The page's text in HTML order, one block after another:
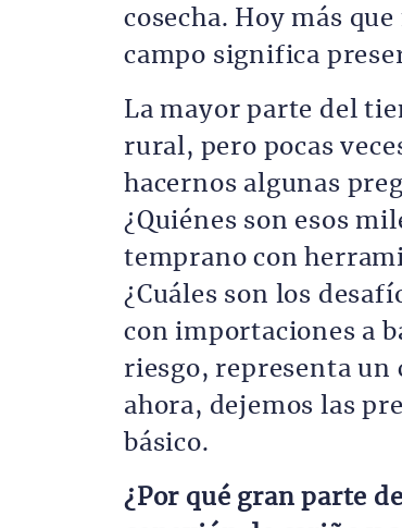
cosecha. Hoy más
campo significa
La mayor parte del
rural, pero pocas
hacernos algunas
¿Quiénes son esos
temprano con
¿Cuáles son los
con importaciones a
riesgo, representa un
ahora, dejemos las
básico.
¿Por qué gran parte